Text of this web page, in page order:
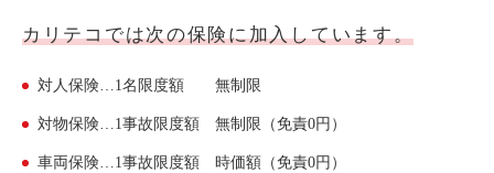
カリテコでは次の保険に加入しています。
対人保険…1名限度額 無制限
対物保険…1事故限度額 無制限（免責0円）
車両保険…1事故限度額 時価額（免責0円）